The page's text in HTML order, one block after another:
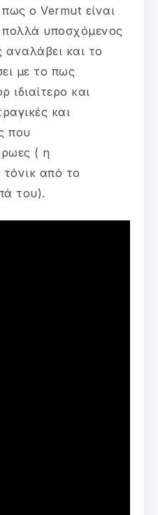
ο Vermut είναι
υποσχόμενος
και το
με το πως
ιδιαίτερο και
και
που
( η
τόνικ από το
του).